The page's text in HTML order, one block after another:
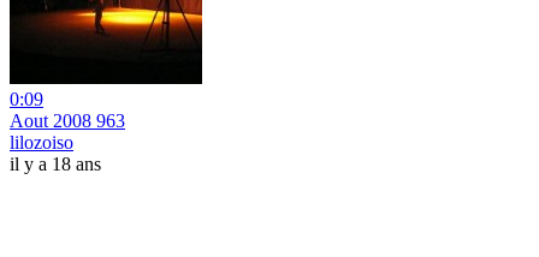
0:09
Aout 2008 963
lilozoiso
il y a 18 ans